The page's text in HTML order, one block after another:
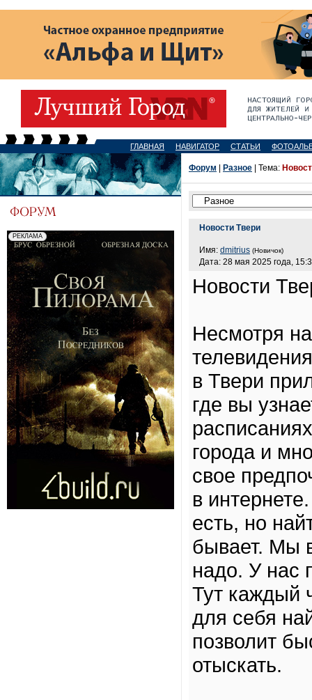
ГЛАВНАЯ НАВИГАТОР СТАТЬИ
Форум Разное | Тема:
Новости Твери
Имя: dmitrius (Новичок)
Дата: 28 мая 2025 года,
Новости
Несмотря
в Твери
где вы
города и
свое
в
есть, но
бывает. Мы
надо. У нас
Тут каждый
для себя
позволит
отыскать.